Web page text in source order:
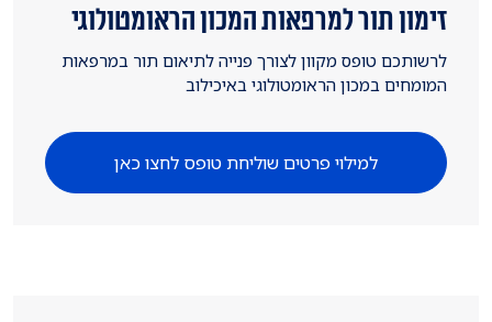
זימון תור למרפאות המכון הראומטולוגי
לרשותכם טופס מקוון לצורך פנייה לתיאום תור במרפאות
המומחים במכון הראומטולוגי באיכילוב
למילוי פרטים שוליחת טופס לחצו כאן